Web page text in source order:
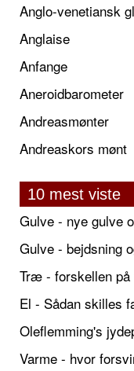
Anglo-venetiansk
Anglaise
Anfange
Aneroidbarometer
Andreasmønter
Andreaskors mønt
10 mest viste
Gulve - nye gulve
Gulve - bejdsning
Træ - forskellen
El - Sådan skilles
Oleflemming's
Varme - hvor